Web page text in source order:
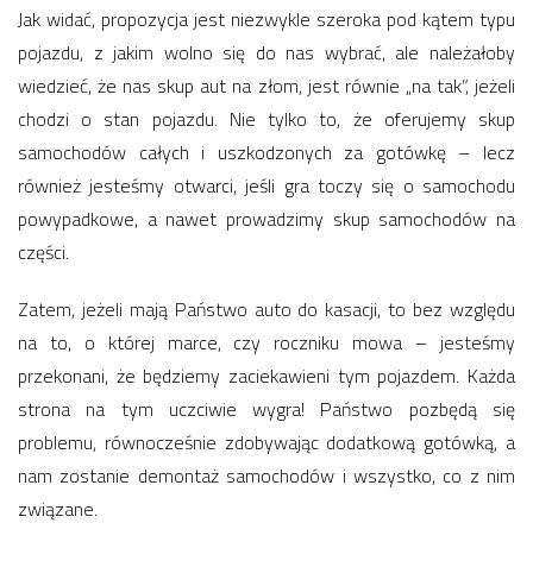
Jak widać, propozycja jest niezwykle szeroka pod kątem typu
pojazdu, z jakim wolno się do nas wybrać, ale należałoby
wiedzieć, że nas skup aut na złom, jest równie „na tak”, jeżeli
chodzi o stan pojazdu. Nie tylko to, że oferujemy skup
samochodów całych i uszkodzonych za gotówkę – lecz
również jesteśmy otwarci, jeśli gra toczy się o samochodu
powypadkowe, a nawet prowadzimy skup samochodów na
części.
Zatem, jeżeli mają Państwo auto do kasacji, to bez względu
na to, o której marce, czy roczniku mowa – jesteśmy
przekonani, że będziemy zaciekawieni tym pojazdem. Każda
strona na tym uczciwie wygra! Państwo pozbędą się
problemu, równocześnie zdobywając dodatkową gotówką, a
nam zostanie demontaż samochodów i wszystko, co z nim
związane.